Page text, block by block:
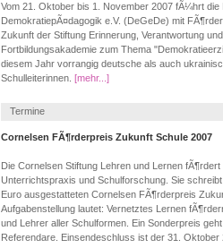
Vom 21. Oktober bis 1. November 2007 fÃ¼hrt
DemokratiepÃ¤dagogik e.V. (DeGeDe) mit
Zukunft der Stiftung Erinnerung, Verantwortung
Fortbildungsakademie zum Thema
diesem Jahr vorrangig deutsche als auch
Schulleiterinnen. [mehr...]
Termine
Cornelsen FÃ¶rderpreis Zukunft Schule 2007
Die Cornelsen Stiftung Lehren und Lernen
Unterrichtspraxis und Schulforschung. Sie
Euro ausgestatteten Cornelsen FÃ¶rderpreis
Aufgabenstellung lautet: Vernetztes Lernen
und Lehrer aller Schulformen. Ein Sonderpreis
Referendare. Einsendeschluss ist der 31. Oktober